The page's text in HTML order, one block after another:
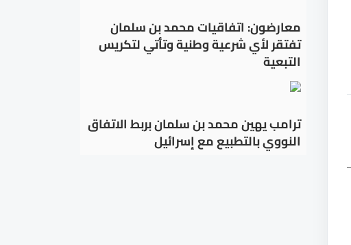
معارضون: اتفاقيات محمد بن سلمان
تفتقر لأي شرعية وطنية وتأتي لتكريس
التبعية
ترامب يهين محمد بن سلمان بربط الاتفاق
النووي بالتطبيع مع إسرائيل